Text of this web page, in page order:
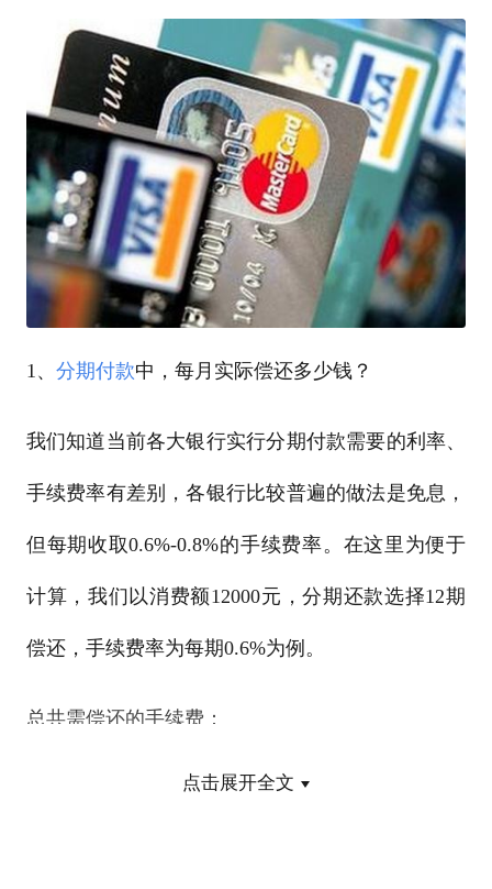
1、 分期付款中，每月实际偿还多少钱？
我们知道当前各大银行实行分期付款需要的利率、
手续费率有差别，各银行比较普遍的做法是免息，
但每期收取0.6%-0.8%的手续费率。在这里为便于
计算，我们以消费额12000元，分期还款选择12期
偿还，手续费率为每期0.6%为例。
总共需偿还的手续费：
12000*0.6%*12=864元点击展开全文